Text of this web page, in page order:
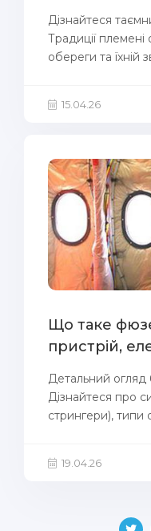
Дізнайтеся
Традиції
обереги та їхній
15.04.26
Що таке
пристрій,
Детальний огляд
Дізнайтеся про
стрингери), типи
19.04.26